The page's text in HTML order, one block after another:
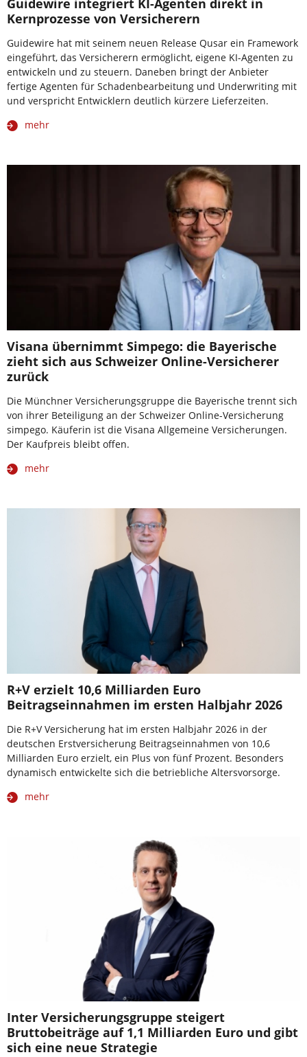
Guidewire integriert KI-Agenten direkt in
Kernprozesse von Versicherern
Guidewire hat mit seinem neuen Release Qusar ein Framework
eingeführt, das Versicherern ermöglicht, eigene KI-Agenten zu
entwickeln und zu steuern. Daneben bringt der Anbieter
fertige Agenten für Schadenbearbeitung und Underwriting mit
und verspricht Entwicklern deutlich kürzere Lieferzeiten.
mehr
Visana übernimmt Simpego: die Bayerische
zieht sich aus Schweizer Online-Versicherer
zurück
Die Münchner Versicherungsgruppe die Bayerische trennt sich
von ihrer Beteiligung an der Schweizer Online-Versicherung
simpego. Käuferin ist die Visana Allgemeine Versicherungen.
Der Kaufpreis bleibt offen.
mehr
R+V erzielt 10,6 Milliarden Euro
Beitragseinnahmen im ersten Halbjahr 2026
Die R+V Versicherung hat im ersten Halbjahr 2026 in der
deutschen Erstversicherung Beitragseinnahmen von 10,6
Milliarden Euro erzielt, ein Plus von fünf Prozent. Besonders
dynamisch entwickelte sich die betriebliche Altersvorsorge.
mehr
Inter Versicherungsgruppe steigert
Bruttobeiträge auf 1,1 Milliarden Euro und gibt
sich eine neue Strategie